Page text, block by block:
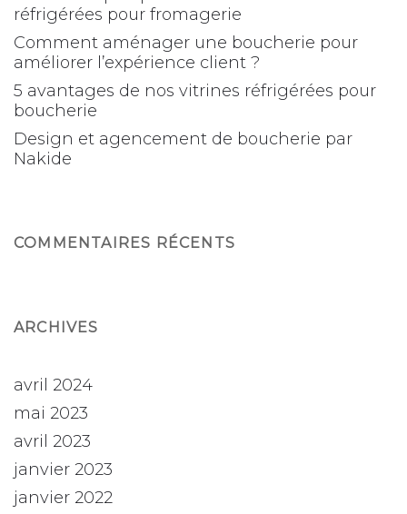
réfrigérées pour fromagerie
Comment aménager une boucherie pour
améliorer l’expérience client ?
5 avantages de nos vitrines réfrigérées pour
boucherie
Design et agencement de boucherie par
Nakide
COMMENTAIRES RÉCENTS
ARCHIVES
avril 2024
mai 2023
avril 2023
janvier 2023
janvier 2022